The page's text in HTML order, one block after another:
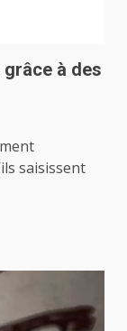
à des
saisissent